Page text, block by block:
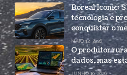
Boreal Iconic:
tecnologia e
conquistar o
MAIO 12, 2026
O produtor
dados, mas
JUNHO 10, 2026